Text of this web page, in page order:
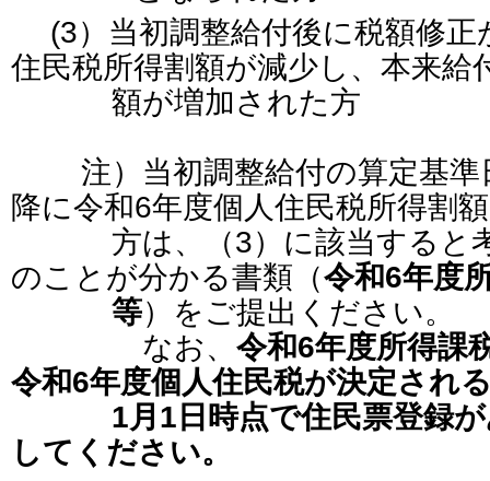
(3）当初調整給付後に税額修正
住民税所得割額が減少し、本来給
額が増加された方
注）当初調整給付の算定基準
降に令和6年度個人住民税所得割
方は、（3）に該当すると考
のことが分かる書類（令和6年度
等）をご提出ください。
なお、 令和6年度所得課
令和6年度個人住民税が決定され
1月1日時点で住民票登録が
してください。